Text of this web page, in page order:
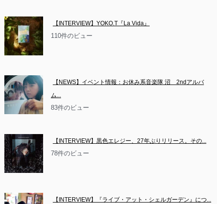
【INTERVIEW】YOKO.T『La Vida』
110件のビュー
【NEWS】イベント情報：お休み系音楽隊 沼　2ndアルバ
ム...
83件のビュー
【INTERVIEW】黒色エレジー、27年ぶりリリース。その...
78件のビュー
【INTERVIEW】『ライブ・アット・シェルガーデン』につ...